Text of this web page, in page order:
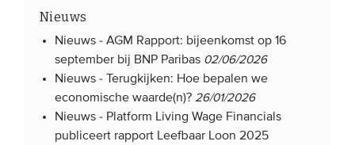
Nieuws
Nieuws -AGM Rapport: bijeenkomst op 16
september bij BNP Paribas 02/06/2026
Nieuws -
Terugkijken: Hoe bepalen we
economische waarde(n)? 26/01/2026
Nieuws - Platform Living Wage Financials
publiceert rapport Leefbaar Loon 2025